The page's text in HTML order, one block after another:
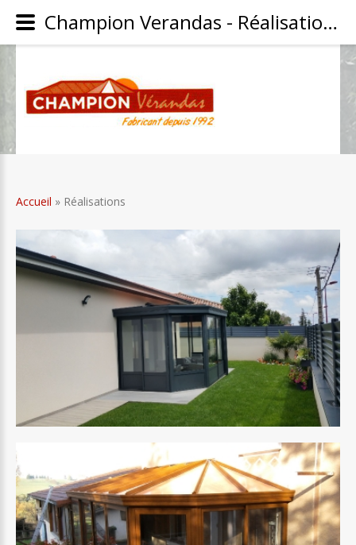
Accueil » Réalisations
Champion Verandas - Réalisations - Catégorie: Réalisations